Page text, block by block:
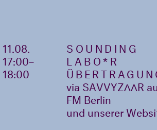
11.08.
17:00–
18:00
SOUNDING
LABO*R
via SAVVYZΛΛR
FM Berlin
und unserer